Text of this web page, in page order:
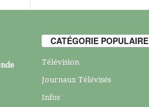
CATÉGORIE POPULAIRE
Télévision
Journaux Télévisés
Infos